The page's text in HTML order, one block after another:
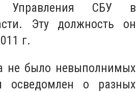
Управления СБУ в
Эту должность он
г.
не было невыполнимых
о разных